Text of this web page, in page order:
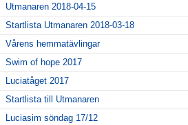
Utmanaren 2018-04-15
Startlista Utmanaren 2018-03-18
Vårens hemmatävlingar
Swim of hope 2017
Luciatåget 2017
Startlista till Utmanaren
Luciasim söndag 17/12